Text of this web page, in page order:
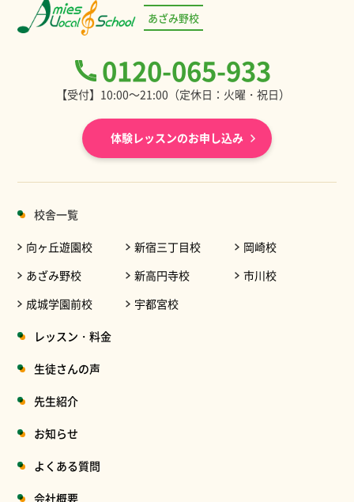
あざみ野校
0120-065-933
【受付】10:00～21:00（定休日：火曜・祝日）
体験レッスンのお申し込み
校舎一覧
向ヶ丘遊園校
あざみ野校
成城学園前校
新宿三丁目校
新高円寺校
宇都宮校
岡崎校
市川校
レッスン・料金
生徒さんの声
先生紹介
お知らせ
よくある質問
会社概要